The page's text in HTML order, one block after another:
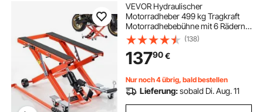
VEVOR Hydraulischer
Motorradheber 499 kg Tragkraft
Motorradhebebühne mit 6 Rädern
120–385 mm Höhenverstellbar
Hydraulik Heber Fußbedienung
Montagebock für Dirtbike ATV
Cruiser Motorradständer Orange
(138)
13790€
Nur noch 4 übrig, bald bestellen
Lieferung:sobald Di. Aug. 11